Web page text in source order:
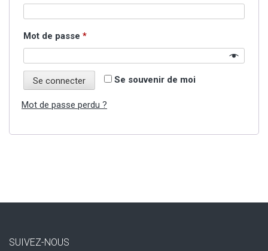
Mot de passe *Obligatoire
Se souvenir de moi
Se connecter
Mot de passe perdu ?
SUIVEZ-NOUS